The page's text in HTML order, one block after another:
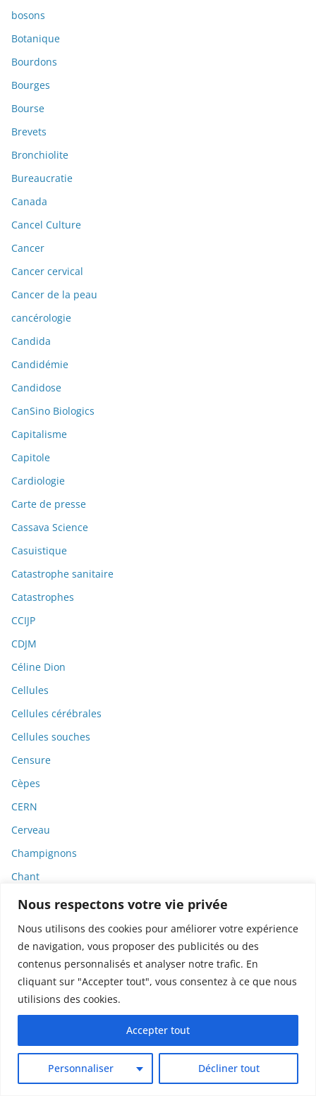
Nous respectons votre vie privée
Nous utilisons des cookies pour améliorer votre expérience
de navigation, vous proposer des publicités ou des
contenus personnalisés et analyser notre trafic. En
cliquant sur "Accepter tout", vous consentez à ce que nous
utilisions des cookies.
Personnaliser Décliner tout
Accepter tout
bosons
Botanique
Bourdons
Bourges
Bourse
Brevets
Bronchiolite
Bureaucratie
Canada
Cancel Culture
Cancer
Cancer cervical
Cancer de la peau
cancérologie
Candida
Candidémie
Candidose
CanSino Biologics
Capitalisme
Capitole
Cardiologie
Carte de presse
Cassava Science
Casuistique
Catastrophe sanitaire
Catastrophes
CCIJP
CDJM
Céline Dion
Cellules
Cellules cérébrales
Cellules souches
Censure
Cèpes
CERN
Cerveau
Champignons
Chant
Charbon
Charlatanisme
Charles III
Chatbots
ChatGPT
Chats
Chercheur
Chiens